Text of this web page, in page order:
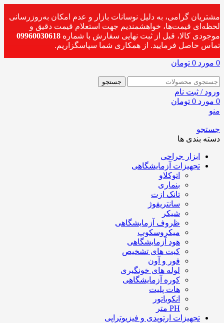
مشتریان گرامی، به دلیل نوسانات بازار و عدم امکان به‌روزرسانی
لحظه‌ای قیمت‌ها، خواهشمندیم جهت استعلام قیمت دقیق و
موجودی کالا، قبل از ثبت نهایی سفارش با شماره 09960030618
تماس حاصل فرمایید. از همکاری شما سپاسگزاریم.
0 مورد 0 تومان
جستجو
ورود / ثبت نام
0 مورد 0 تومان
منو
جستجو
دسته بندی ها
ابزار جراحی
تجهیزات آزمایشگاهی
اتوکلاو
بنماری
تانک ازت
سانتریفوژ
شیکر
ظروف آزمایشگاهی
میکروسکوپ
هود آزمایشگاهی
کیت های تشخیص
فور و آون
لوله های خونگیری
کوره آزمایشگاهی
هات پلیت
انکوباتور
PH متر
تجهیزات ارتوپدی و فیزیوتراپی